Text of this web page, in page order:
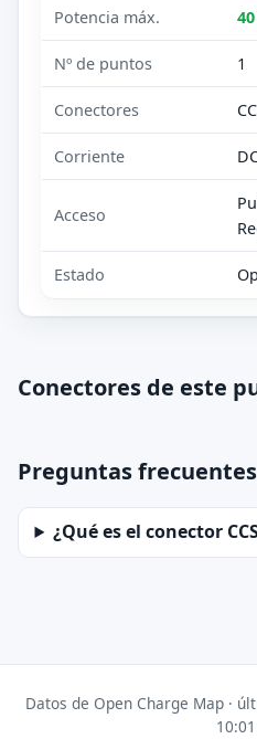
Potencia máx.
Nº de puntos 1
Conectores
Corriente
Acceso
Estado
Conectores de este
Preguntas frecuentes
¿Qué es el conector
Datos de Open Charge Map ·